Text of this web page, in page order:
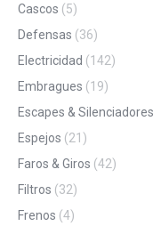
Cascos (5)
Defensas (36)
Electricidad (142)
Embragues (19)
Escapes & Silenciadores
Espejos (21)
Faros & Giros (42)
Filtros (32)
Frenos (4)